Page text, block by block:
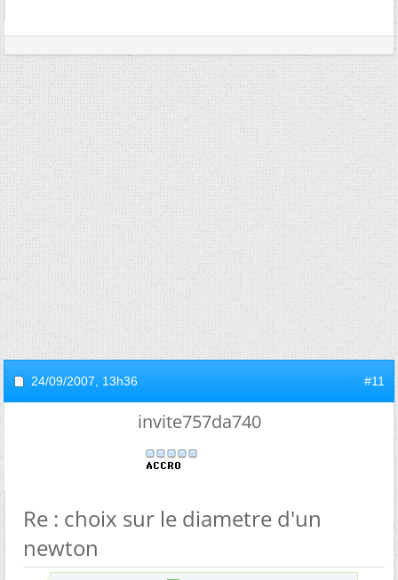
24/09/2007, 13h36 #11
invite757da740
Re : choix sur le diametre d'un
newton